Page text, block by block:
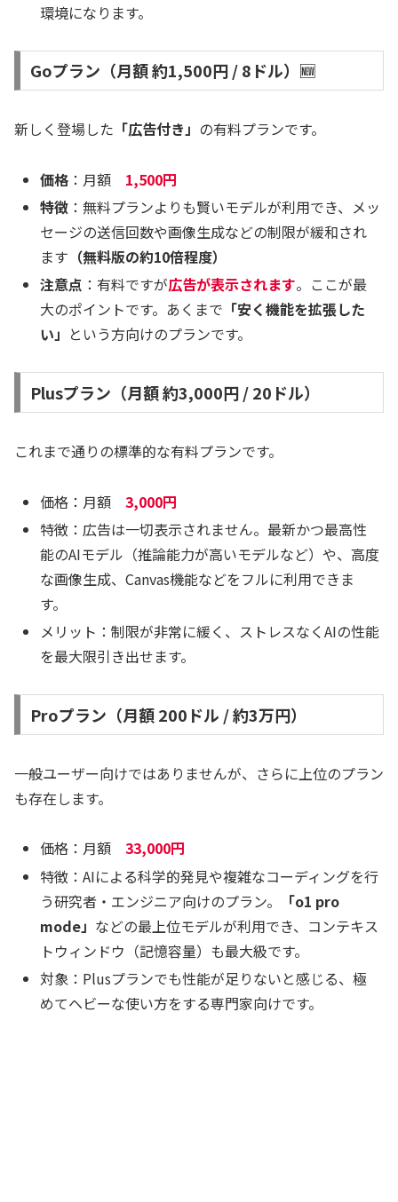
環境になります。
Goプラン（月額 約1,500円 / 8ドル）🆕
新しく登場した 「広告付き」 の有料プランです。
価格 ：月額 1,500円
特徴 ：無料プランよりも賢いモデルが利用でき、メッ
セージの送信回数や画像生成などの制限が緩和され
ます （無料版の約10倍程度）
注意点 ：有料ですが広告が表示されます。ここが最
大のポイントです。あくまで 「安く機能を拡張した
い」 という方向けのプランです。
Plusプラン（月額 約3,000円 / 20ドル）
これまで通りの標準的な有料プランです。
価格：月額3,000円
特徴：広告は一切表示されません。最新かつ最高性
能のAIモデル（推論能力が高いモデルなど）や、高度
な画像生成、Canvas機能などをフルに利用できま
す。
メリット：制限が非常に緩く、ストレスなくAIの性能
を最大限引き出せます。
Proプラン（月額 200ドル / 約3万円）
一般ユーザー向けではありませんが、さらに上位のプラン
も存在します。
価格：月額33,000円
特徴：AIによる科学的発見や複雑なコーディングを行
う研究者・エンジニア向けのプラン。
「o1 pro
mode」 などの最上位モデルが利用でき、コンテキス
トウィンドウ（記憶容量）も最大級です。
対象：Plusプランでも性能が足りないと感じる、極
めてヘビーな使い方をする専門家向けです。